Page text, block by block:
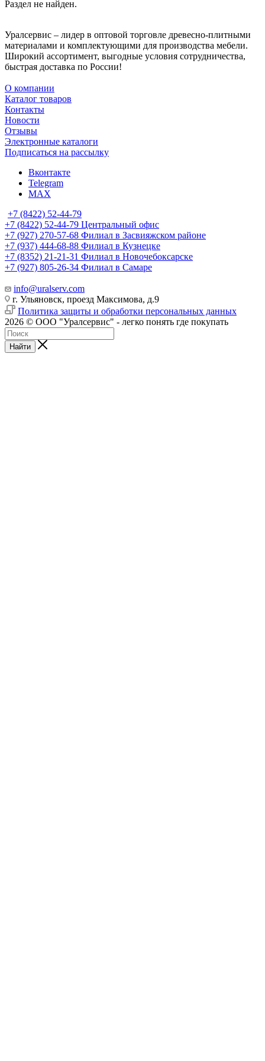
Раздел не найден.
Уралсервис – лидер в оптовой торговле древесно-плитными
материалами и комплектующими для производства мебели.
Широкий ассортимент, выгодные условия сотрудничества,
быстрая доставка по России!
О компании
Каталог товаров
Контакты
Новости
Отзывы
Электронные каталоги
Подписаться на рассылку
Вконтакте
Telegram
MAX
+7 (8422) 52-44-79
+7 (8422) 52-44-79 Центральный офис
+7 (927) 270-57-68 Филиал в Засвияжском районе
+7 (937) 444-68-88 Филиал в Кузнецке
+7 (8352) 21-21-31 Филиал в Новочебоксарске
+7 (927) 805-26-34 Филиал в Самаре
info@uralserv.com
г. Ульяновск, проезд Максимова, д.9
Политика защиты и обработки персональных данных
2026 © ООО "Уралсервис" - легко понять где покупать
Найти